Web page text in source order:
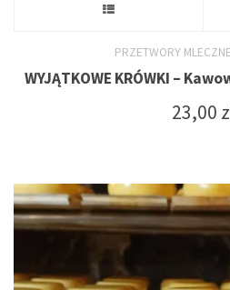
ma
wiele
Opcje
PRZETWORY MLECZNE
WYJĄTKOWE KRÓWKI –
23,00